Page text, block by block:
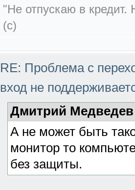
"Не отпускаю в кредит.
(с)
RE: Проблема с
вход не
Дмитрий
А не может быть
монитор то
без защиты.